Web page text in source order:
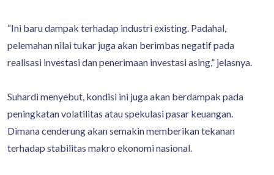
“Ini baru dampak terhadap industri existing. Padahal,
pelemahan nilai tukar juga akan berimbas negatif pada
realisasi investasi dan penerimaan investasi asing,” jelasnya.
Suhardi menyebut, kondisi ini juga akan berdampak pada
peningkatan volatilitas atau spekulasi pasar keuangan.
Dimana cenderung akan semakin memberikan tekanan
terhadap stabilitas makro ekonomi nasional.